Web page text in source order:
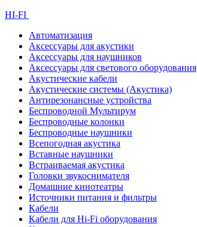
HI-FI
Автоматизация
Аксессуары для акустики
Аксессуары для наушников
Аксессуары для светового оборудования
Акустические кабели
Акустические системы (Акустика)
Антирезонансные устройства
Беспроводной Мультирум
Беспроводные колонки
Беспроводные наушники
Всепогодная акустика
Вставные наушники
Встраиваемая акустика
Головки звукоснимателя
Домашние кинотеатры
Источники питания и фильтры
Кабели
Кабели для Hi-Fi оборудования